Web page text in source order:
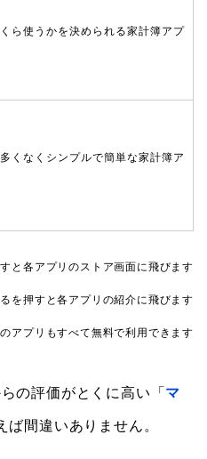
ら使うかを決められる家計簿アプ
くなくシンプルで簡単な家計簿ア
と各アプリのストア画面に飛びます
を押すと各アプリの紹介に飛びます
アプリもすべて無料で利用できます
の評価がとくに高い「 マ
ば間違いありません。